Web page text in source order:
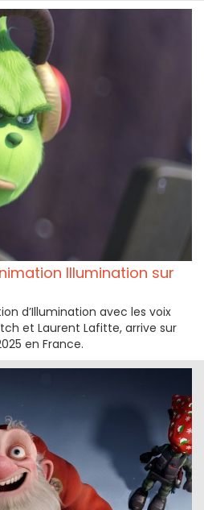
Illumination sur
d’Illumination avec les voix
et Laurent Lafitte, arrive sur
en France.